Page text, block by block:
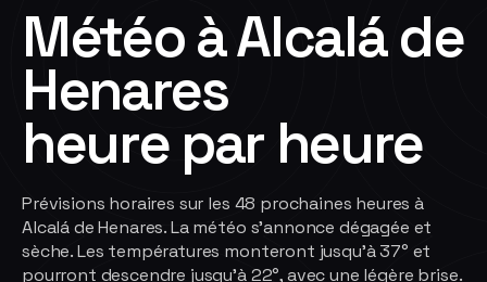
Météo àAlcalá de
Henares
heure par heure
Prévisions horaires sur les 48 prochaines heures à
Alcalá de Henares. La météo s'annonce dégagée et
sèche. Les températures monteront jusqu'à 37° et
pourront descendre jusqu'à 22°, avec une légère brise.